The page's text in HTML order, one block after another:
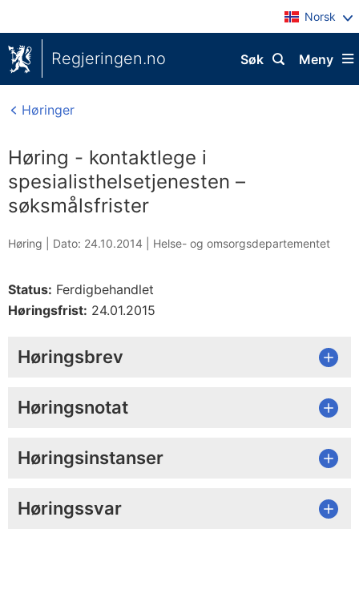
Norsk
Regjeringen.no Meny
Søk
Høringer
Høring - kontaktlege i
spesialisthelsetjenesten –
søksmålsfrister
Høring | Dato: 24.10.2014 Helse- og omsorgsdepartementet
Status: Ferdigbehandlet
Høringsfrist: 24.01.2015
Høringsbrev
Høringsnotat
Høringsinstanser
Høringssvar